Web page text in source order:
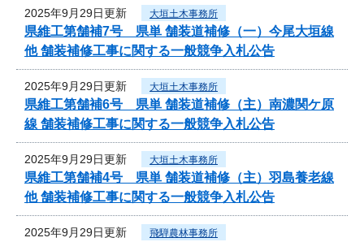
2025年9月29日更新 大垣土木事務所
県維工第舗補7号 県単 舗装道補修（一）今尾大垣線
他 舗装補修工事に関する一般競争入札公告
2025年9月29日更新 大垣土木事務所
県維工第舗補6号 県単 舗装道補修（主）南濃関ケ原
線 舗装補修工事に関する一般競争入札公告
2025年9月29日更新 大垣土木事務所
県維工第舗補4号 県単 舗装道補修（主）羽島養老線
他 舗装補修工事に関する一般競争入札公告
2025年9月29日更新 飛騨農林事務所